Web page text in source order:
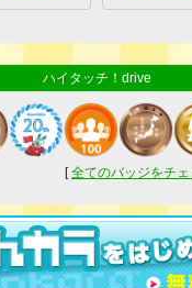
ハイタッチ！drive
[全てのバッジをチ